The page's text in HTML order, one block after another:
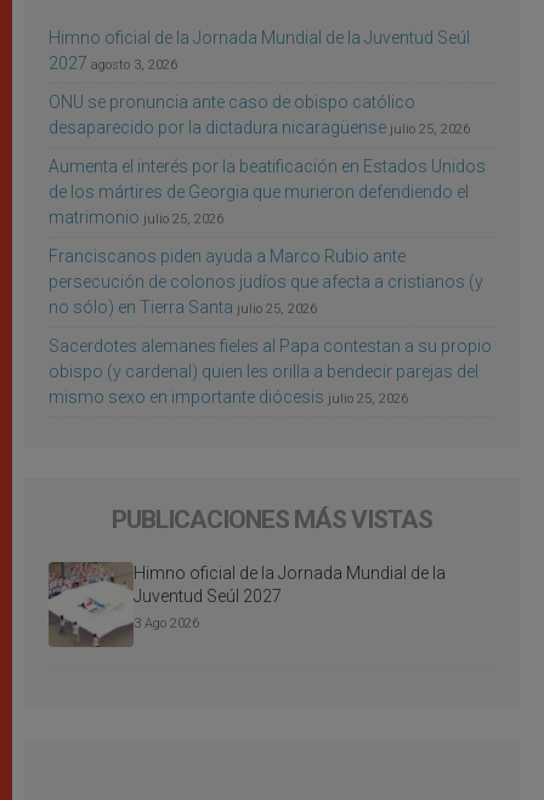
Himno oficial de la Jornada Mundial de la Juventud Seúl
2027 agosto 3, 2026
ONU se pronuncia ante caso de obispo católico
desaparecido por la dictadura nicaragüense julio 25, 2026
Aumenta el interés por la beatificación en Estados Unidos
de los mártires de Georgia que murieron defendiendo el
matrimonio julio 25, 2026
Franciscanos piden ayuda a Marco Rubio ante
persecución de colonos judíos que afecta a cristianos (y
no sólo) en Tierra Santa julio 25, 2026
Sacerdotes alemanes fieles al Papa contestan a su propio
obispo (y cardenal) quien les orilla a bendecir parejas del
mismo sexo en importante diócesis julio 25, 2026
PUBLICACIONES MÁS VISTAS
Himno oficial de la Jornada Mundial de la
Juventud Seúl 2027
3 Ago 2026